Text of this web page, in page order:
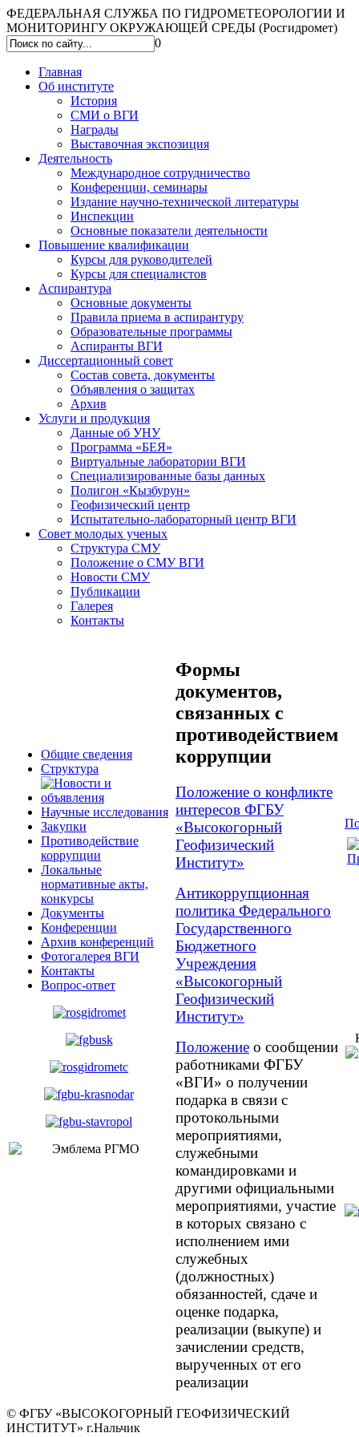
ФЕДЕРАЛЬНАЯ СЛУЖБА ПО ГИДРОМЕТЕОРОЛОГИИ И
МОНИТОРИНГУ ОКРУЖАЮЩЕЙ СРЕДЫ (Росгидромет)
0
Главная
Об институте
История
СМИ о ВГИ
Награды
Выставочная экспозиция
Деятельность
Международное сотрудничество
Конференции, семинары
Издание научно-технической литературы
Инспекции
Основные показатели деятельности
Повышение квалификации
Курсы для руководителей
Курсы для специалистов
Аспирантура
Основные документы
Правила приема в аспирантуру
Образовательные программы
Аспиранты ВГИ
Диссертационный совет
Состав совета, документы
Объявления о защитах
Архив
Услуги и продукция
Данные об УНУ
Программа «БЕЯ»
Виртуальные лаборатории ВГИ
Специализированные базы данных
Полигон «Кызбурун»
Геофизический центр
Испытательно-лабораторный центр ВГИ
Совет молодых ученых
Структура СМУ
Положение о СМУ ВГИ
Новости СМУ
Публикации
Галерея
Контакты
Общие сведения
Структура
Научные исследования
Закупки
Противодействие
коррупции
Локальные
нормативные акты,
конкурсы
Документы
Конференции
Архив конференций
Фотогалерея ВГИ
Контакты
Вопрос-ответ
Формы
документов,
связанных с
противодействием
коррупции
Положение о конфликте
интересов ФГБУ
«Высокогорный
Геофизический
Институт»
Антикоррупционная
политика Федерального
Государственного
Бюджетного
Учреждения
«Высокогорный
Геофизический
Институт»
Положение о сообщении
работниками ФГБУ
«ВГИ» о получении
подарка в связи с
протокольными
мероприятиями,
служебными
командировками и
другими официальными
мероприятиями, участие
в которых связано с
исполнением ими
служебных
(должностных)
обязанностей, сдаче и
оценке подарка,
реализации (выкупе) и
зачислении средств,
вырученных от его
реализации
© ФГБУ «ВЫСОКОГОРНЫЙ ГЕОФИЗИЧЕСКИЙ
ИНСТИТУТ» г.Нальчик